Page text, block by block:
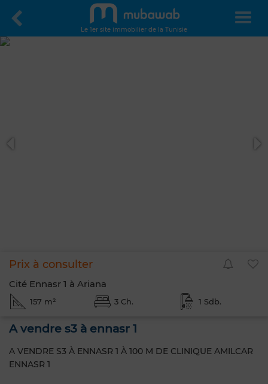
Le 1er site immobilier de la Tunisie
Prix à consulter
Cité Ennasr 1 à Ariana
157 m² 3 Ch. 1 Sdb.
A vendre s3 à ennasr 1
A VENDRE S3 À ENNASR 1 À 100 M DE CLINIQUE AMILCAR
ENNASR 1